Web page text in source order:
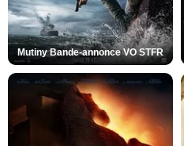
Mutiny Bande-annonce VO STFR